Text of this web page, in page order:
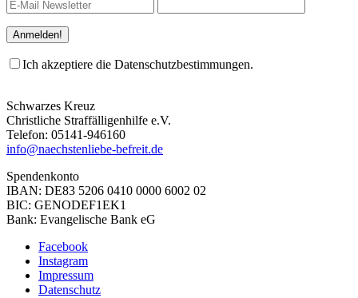
Ich akzeptiere die Datenschutzbestimmungen.
Schwarzes Kreuz
Christliche Straffälligenhilfe e.V.
Telefon: 05141-946160
info@naechstenliebe-befreit.de
Spendenkonto
IBAN: DE83 5206 0410 0000 6002 02
BIC: GENODEF1EK1
Bank: Evangelische Bank eG
Facebook
Instagram
Impressum
Datenschutz